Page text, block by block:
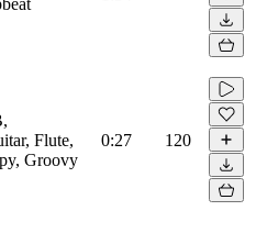
Flute,
Groovy
0:27 120